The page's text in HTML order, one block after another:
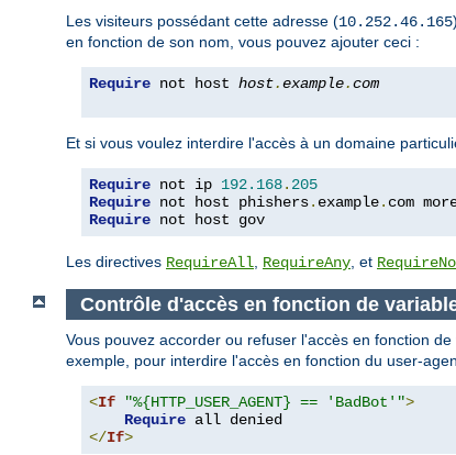
Les visiteurs possédant cette adresse (10.252.46.165
en fonction de son nom, vous pouvez ajouter ceci :
Require not host host.example.com
Et si vous voulez interdire l'accès à un domaine
Require not ip 192.168. 205
Require not host phishers. example. com
Require not host gov
Les directives RequireAll RequireAny , et
Contrôle d'accès en fonction de
Vous pouvez accorder ou refuser l'accès en fonction
exemple, pour interdire l'accès en fonction du user-
<If "%{HTTP_USER_AGENT} == 'BadBot'">
Require
</If>